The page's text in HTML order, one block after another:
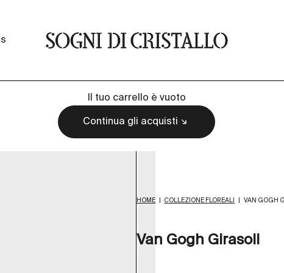
Sogni di cristallo
Il tuo carrello è vuoto
Continua gli acquisti
HOME COLLEZIONE FLOREALI VAN GOGH
Van Gogh Girasoli